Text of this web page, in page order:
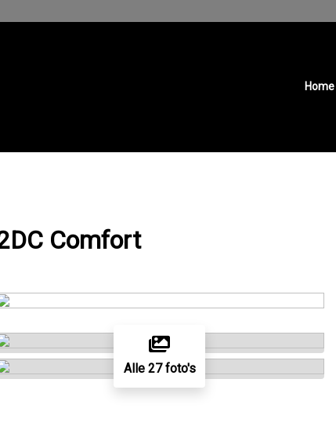
Home
Comfort
Alle 27 foto's